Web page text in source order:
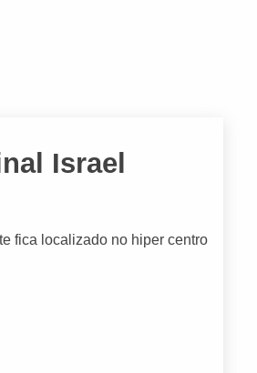
Israel
fica localizado no hiper centro